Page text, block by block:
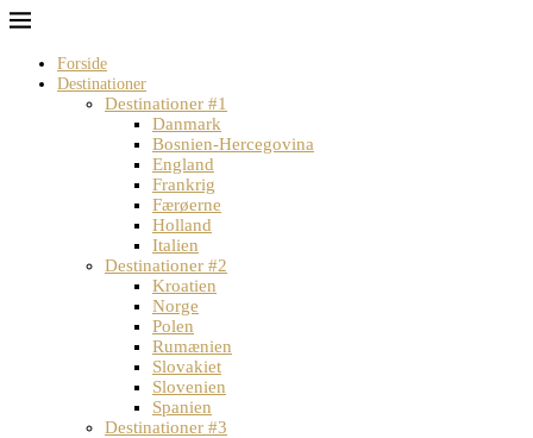
Forside
Destinationer
Destinationer #1
Danmark
Bosnien-Hercegovina
England
Frankrig
Færøerne
Holland
Italien
Destinationer #2
Kroatien
Norge
Polen
Rumænien
Slovakiet
Slovenien
Spanien
Destinationer #3